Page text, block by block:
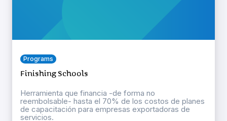
Programs
Finishing Schools
Herramienta que financia -de forma no
reembolsable- hasta el 70% de los costos de planes
de capacitación para empresas exportadoras de
servicios.